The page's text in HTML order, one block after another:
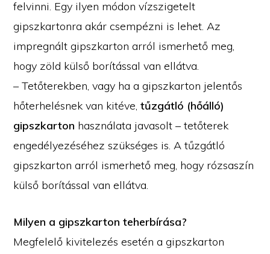
felvinni. Egy ilyen módon vízszigetelt
gipszkartonra akár csempézni is lehet. Az
impregnált gipszkarton arról ismerhető meg,
hogy zöld külső borítással van ellátva.
– Tetőterekben, vagy ha a gipszkarton jelentős
hőterhelésnek van kitéve,tűzgátló (hőálló)
gipszkarton használata javasolt – tetőterek
engedélyezéséhez szükséges is. A tűzgátló
gipszkarton arról ismerhető meg, hogy rózsaszín
külső borítással van ellátva.
Milyen a gipszkarton teherbírása?
Megfelelő kivitelezés esetén a gipszkarton